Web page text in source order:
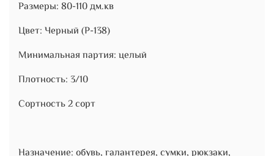
Размеры: 80-110 дм.кв
Цвет: Черный (Р-138)
Минимальная партия: целый
Плотность: 3/10
Сортность 2 сорт